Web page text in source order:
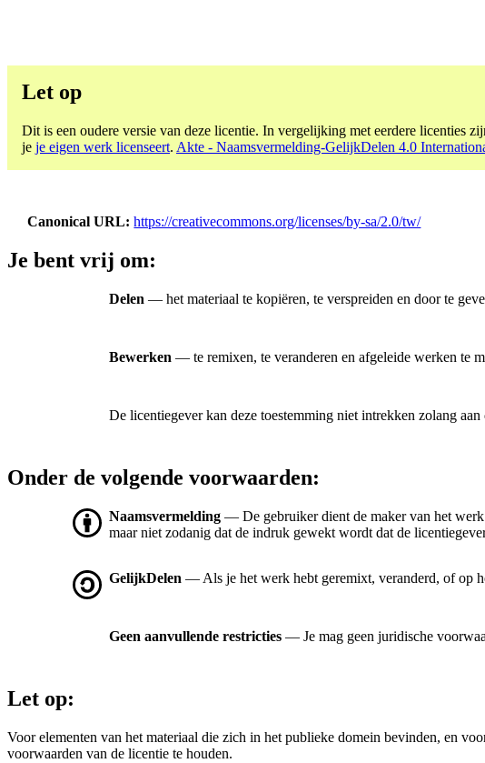
Let op
Dit is een oudere versie van deze licentie. In vergelijking met eerdere licenties
je je eigen werk licenseert. Akte - Naamsvermelding-GelijkDelen 4.0
Canonical URL https://creativecommons.org/licenses/by-sa/2.0/tw/
Je bent vrij om:
Delen — het materiaal te kopiëren, te verspreiden en door te
Bewerken — te remixen, te veranderen en afgeleide werken te
De licentiegever kan deze toestemming niet intrekken zolang
Onder de volgende voorwaarden:
Naamsvermelding — De gebruiker dient de maker van het
maar niet zodanig dat de indruk gewekt wordt dat de
GelijkDelen — Als je het werk hebt geremixt, veranderd, of op
Geen aanvullende restricties — Je mag geen juridische
Let op:
Voor elementen van het materiaal die zich in het publieke domein bevinden, en
voorwaarden van de licentie te houden.